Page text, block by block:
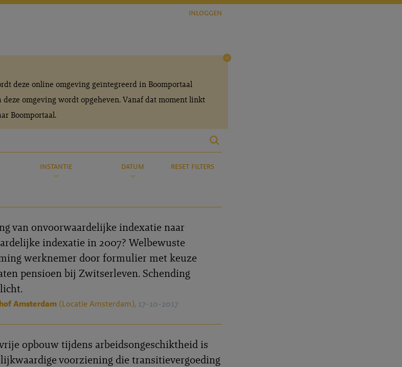
inloggen
deze online omgeving geïntegreerd in Boomportaal
deze omgeving wordt opgeheven. Vanaf dat moment linkt
Boomportaal.
instantie datum reset filters
van onvoorwaardelijke indexatie naar
indexatie in 2007? Welbewuste
werknemer door formulier met keuze
pensioen bij Zwitserleven. Schending
Amsterdam (Locatie Amsterdam), 17-10-2017
opbouw tijdens arbeidsongeschiktheid is
voorziening die transitievergoeding